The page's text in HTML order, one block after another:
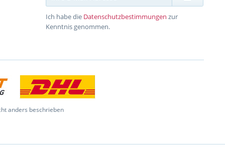
Ich habe die Datenschutzbestimmungen zur
Kenntnis genommen.
anders beschrieben